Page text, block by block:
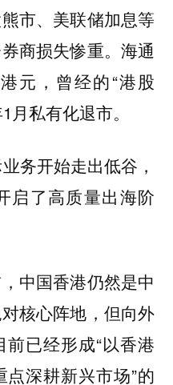
市、美联储加息等
商损失惨重。海通
元，曾经的“港股
月私有化退市。
务开始走出低谷，
启了高质量出海阶
中国香港仍然是中
核心阵地，但向外
已经形成“以香港
深耕新兴市场”的